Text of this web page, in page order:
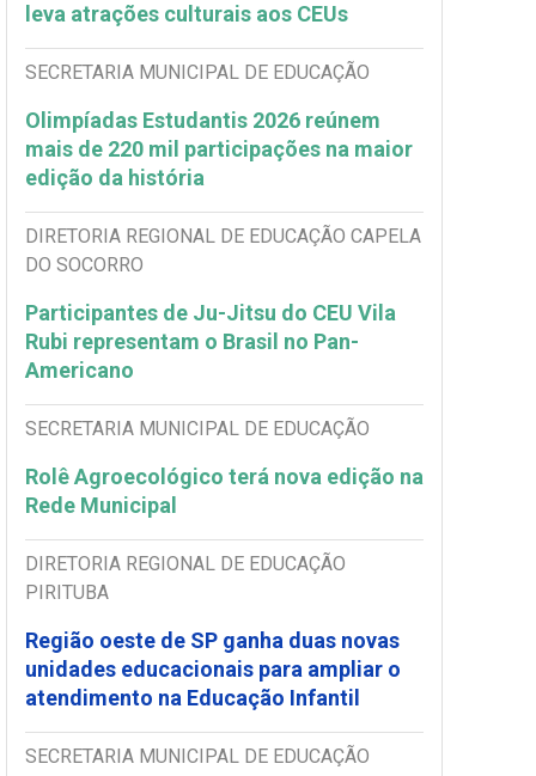
leva atrações culturais aos CEUs
SECRETARIA MUNICIPAL DE EDUCAÇÃO
Olimpíadas Estudantis 2026 reúnem
mais de 220 mil participações na maior
edição da história
DIRETORIA REGIONAL DE EDUCAÇÃO CAPELA
DO SOCORRO
Participantes de Ju-Jitsu do CEU Vila
Rubi representam o Brasil no Pan-
Americano
SECRETARIA MUNICIPAL DE EDUCAÇÃO
Rolê Agroecológico terá nova edição na
Rede Municipal
DIRETORIA REGIONAL DE EDUCAÇÃO
PIRITUBA
Região oeste de SP ganha duas novas
unidades educacionais para ampliar o
atendimento na Educação Infantil
SECRETARIA MUNICIPAL DE EDUCAÇÃO